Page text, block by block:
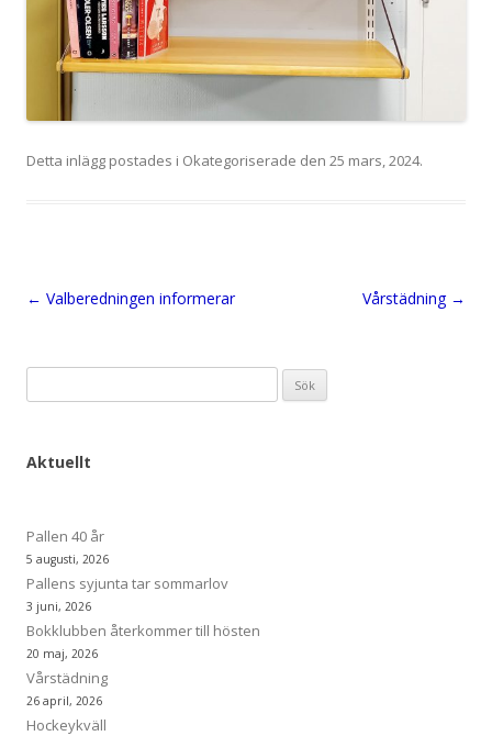
Detta inlägg postades i Okategoriserade den 25 mars, 2024.
Inläggsnavigering
← Valberedningen informerar Vårstädning →
efter:
Aktuellt
Pallen 40 år
5 augusti, 2026
Pallens syjunta tar sommarlov
3 juni, 2026
Bokklubben återkommer till hösten
20 maj, 2026
Vårstädning
26 april, 2026
Hockeykväll